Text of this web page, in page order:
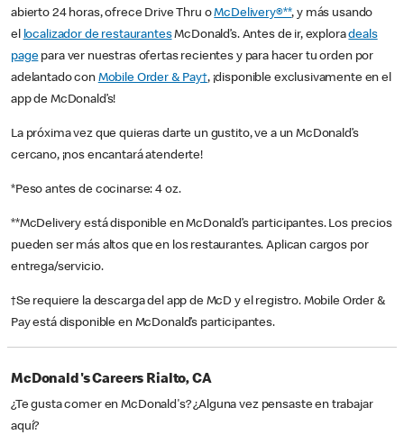
abierto 24 horas, ofrece Drive Thru oMcDelivery®**, y más usando
el localizador de restaurantesMcDonald’s. Antes de ir, exploradeals
pagepara ver nuestras ofertas recientes y para hacer tu orden por
adelantado con Mobile Order & Pay†, ¡disponible exclusivamente en el
app de McDonald’s!
La próxima vez que quieras darte un gustito, ve a un McDonald’s
cercano, ¡nos encantará atenderte!
*Peso antes de cocinarse: 4 oz.
**McDelivery está disponible en McDonald’s participantes. Los precios
pueden ser más altos que en los restaurantes. Aplican cargos por
entrega/servicio.
†Se requiere la descarga del app de McD y el registro. Mobile Order &
Pay está disponible en McDonald’s participantes.
McDonald's Careers Rialto, CA
¿Te gusta comer en McDonald's? ¿Alguna vez pensaste en trabajar
aquí?